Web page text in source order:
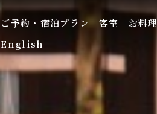
ご予約・宿泊プラン 客室 お料理
English